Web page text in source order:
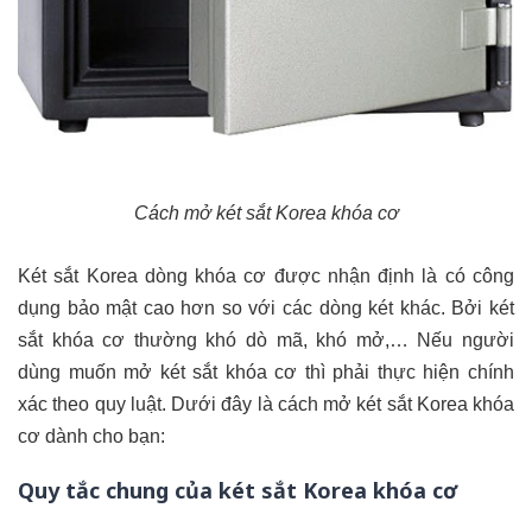
Cách mở két sắt Korea khóa cơ
Két sắt Korea dòng khóa cơ được nhận định là có công
dụng bảo mật cao hơn so với các dòng két khác. Bởi két
sắt khóa cơ thường khó dò mã, khó mở,… Nếu người
dùng muốn mở két sắt khóa cơ thì phải thực hiện chính
xác theo quy luật. Dưới đây là cách mở két sắt Korea khóa
cơ dành cho bạn:
Quy tắc chung của két sắt Korea khóa cơ